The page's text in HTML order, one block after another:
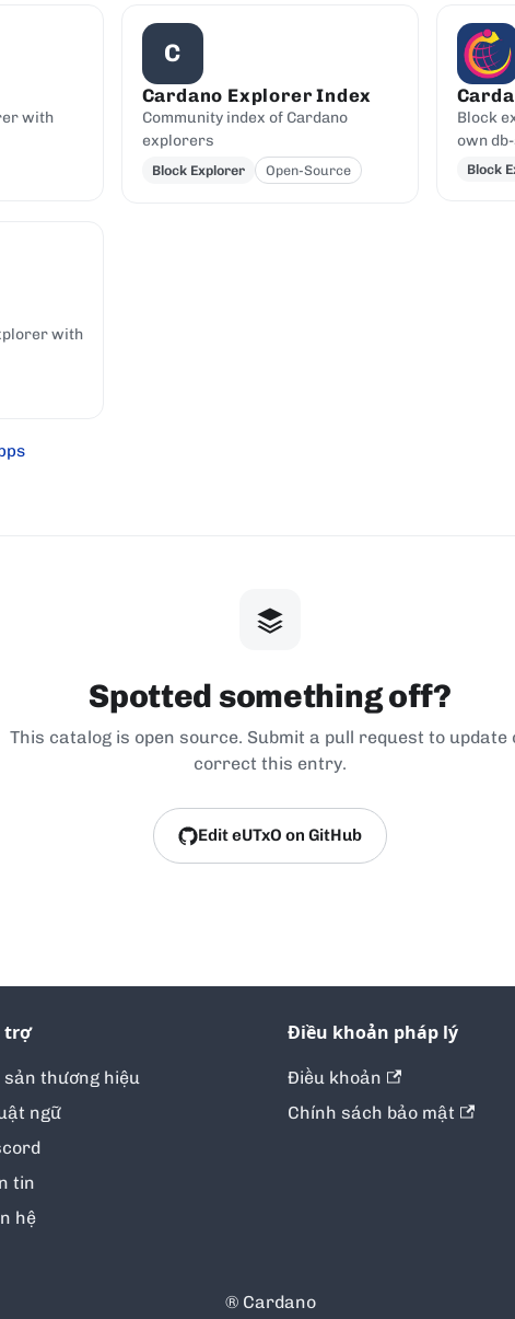
with
C
Cardano Explorer Index
Community index of Cardano
explorers
Block Explorer Open-Source
Block
own
Block
with
Spotted something off?
This catalog is open source. Submit a pull request to update
correct this entry.
Edit eUTxO on GitHub
trợ
sản thương hiệu
ngữ
tin
hệ
Điều khoản pháp lý
Điều khoản
Chính sách bảo mật
® Cardano